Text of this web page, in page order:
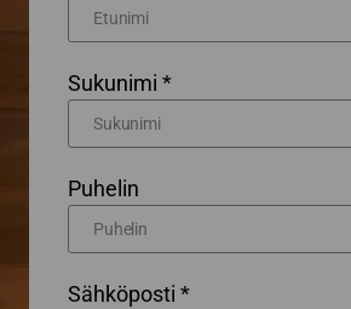
Sukunimi *
Puhelin
Sähköposti *